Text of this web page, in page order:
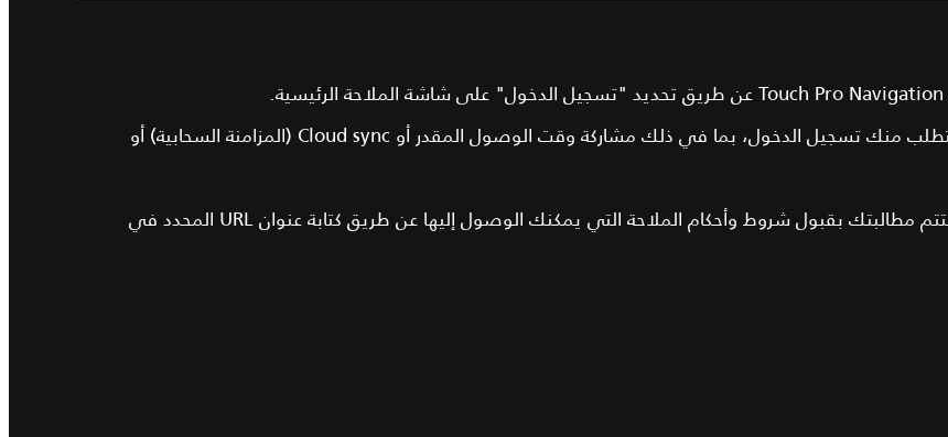
قد يتم أيضًا مطالبتك بذلك عند الوصول إلى ميزات معينة تتطلب منك تسجيل الدخول، بما في ذلك مشاركة وقت الوصول المقدر أو Cloud sync (المزامنة السحابية) أو
اتبع التعليمات الظاهرة على الشاشة لتسجيل حساب جديد. ستتم مطالبتك بقبول شروط وأحكام الملاحة التي يمكنك الوصول إليها عن طريق كتابة عنوان URL المحدد في